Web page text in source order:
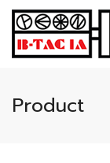
Product